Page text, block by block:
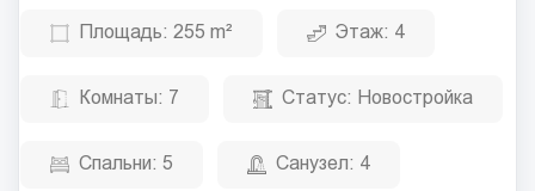
Площадь: 255 m² Этаж: 4
Комнаты: 7 Статус: Новостройка
Спальни: 5 Санузел: 4